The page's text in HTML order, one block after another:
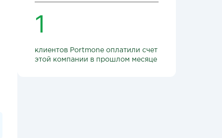
1
клиентов Portmone оплатили счет
этой компании в прошлом месяце